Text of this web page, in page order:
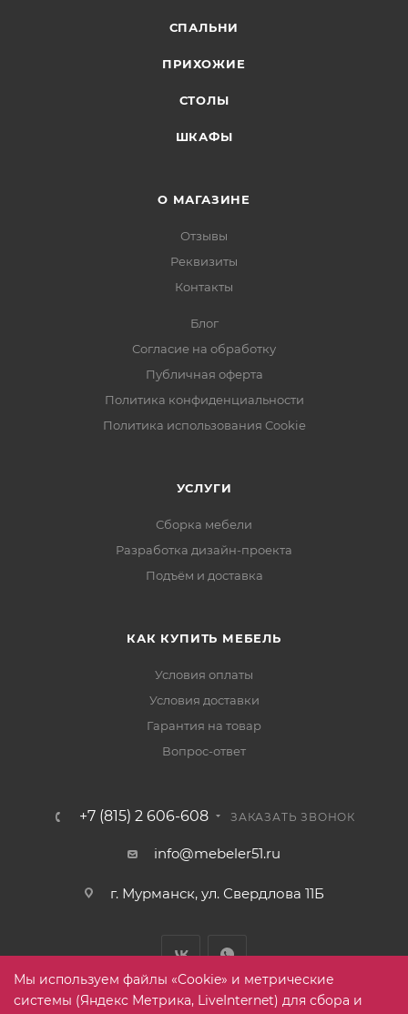
СПАЛЬНИ
ПРИХОЖИЕ
СТОЛЫ
ШКАФЫ
О МАГАЗИНЕ
Отзывы
Реквизиты
Контакты
Блог
Согласие на обработку
Публичная оферта
Политика конфиденциальности
Политика использования Cookie
УСЛУГИ
Сборка мебели
Разработка дизайн-проекта
Подъём и доставка
КАК КУПИТЬ МЕБЕЛЬ
Условия оплаты
Условия доставки
Гарантия на товар
Вопрос-ответ
+7 (815) 2 606-608 ЗАКАЗАТЬ ЗВОНОК
info@mebeler51.ru
г. Мурманск, ул. Свердлова 11Б
Мы используем файлы «Cookie» и метрические
системы (Яндекс Метрика, LiveInternet) для сбора и